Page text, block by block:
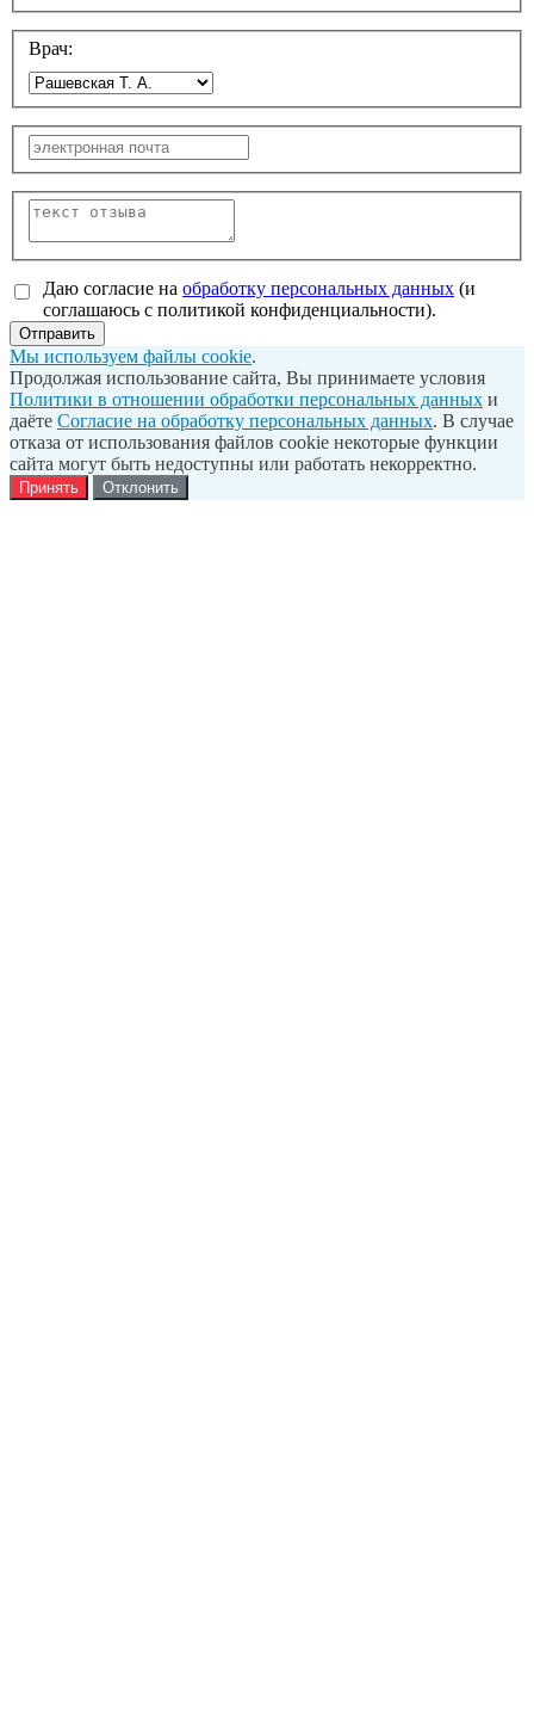
Врач:
Даю согласие на обработку персональных данных (и
соглашаюсь с политикой конфиденциальности).
Отправить
Мы используем файлы cookie.
Продолжая использование сайта, Вы принимаете условия
Политики в отношении обработки персональных данных и
даёте Согласие на обработку персональных данных. В случае
отказа от использования файлов cookie некоторые функции
сайта могут быть недоступны или работать некорректно.
Принять Отклонить